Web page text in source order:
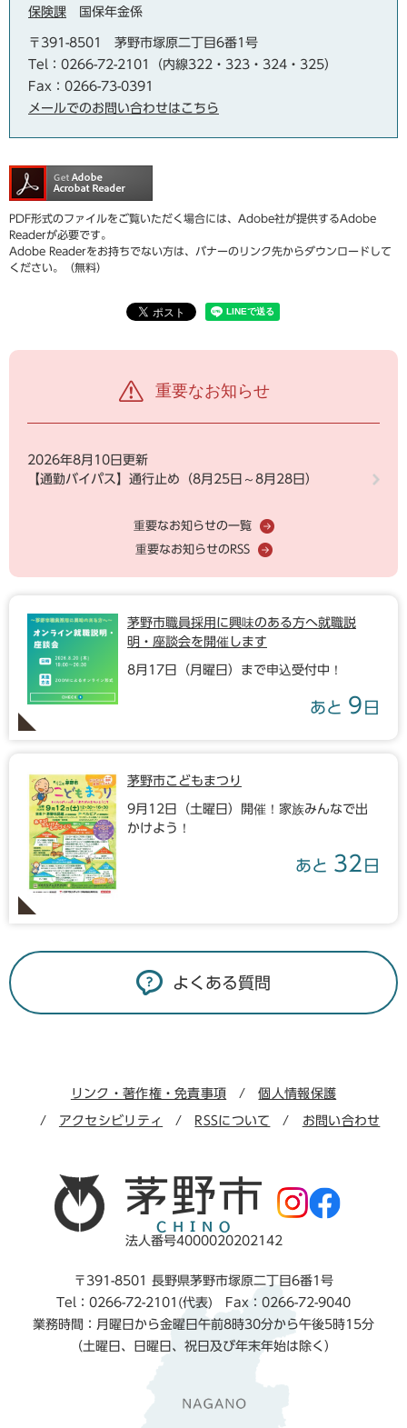
保険課 国保年金係
〒391-8501
茅野市塚原二丁目6番1号
Tel：0266-72-2101（内線322・323・324・325）
Fax：0266-73-0391
メールでのお問い合わせはこちら
PDF形式のファイルをご覧いただく場合には、Adobe社が提供するAdobe
Readerが必要です。
Adobe Readerをお持ちでない方は、バナーのリンク先からダウンロードして
ください。（無料）
重要なお知らせ
2026年8月10日更新
【通勤バイパス】通行止め（8月25日～8月28日）
重要なお知らせの一覧
重要なお知らせのRSS
茅野市職員採用に興味のある方へ就職説
明・座談会を開催します
8月17日（月曜日）まで申込受付中！
あと 9 日
茅野市こどもまつり
9月12日（土曜日）開催！家族みんなで出
かけよう！
あと 32 日
よくある質問
リンク・著作権・免責事項 個人情報保護
アクセシビリティ RSSについて お問い合わせ
法人番号4000020202142
〒391-8501 長野県茅野市塚原二丁目6番1号
Tel：0266-72-2101(代表) Fax：0266-72-9040
業務時間：月曜日から金曜日午前8時30分から午後5時15分
（土曜日、日曜日、祝日及び年末年始は除く）